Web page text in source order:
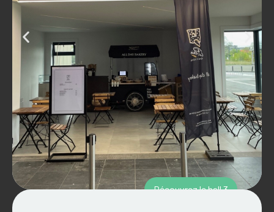
Découvrez le hall 3